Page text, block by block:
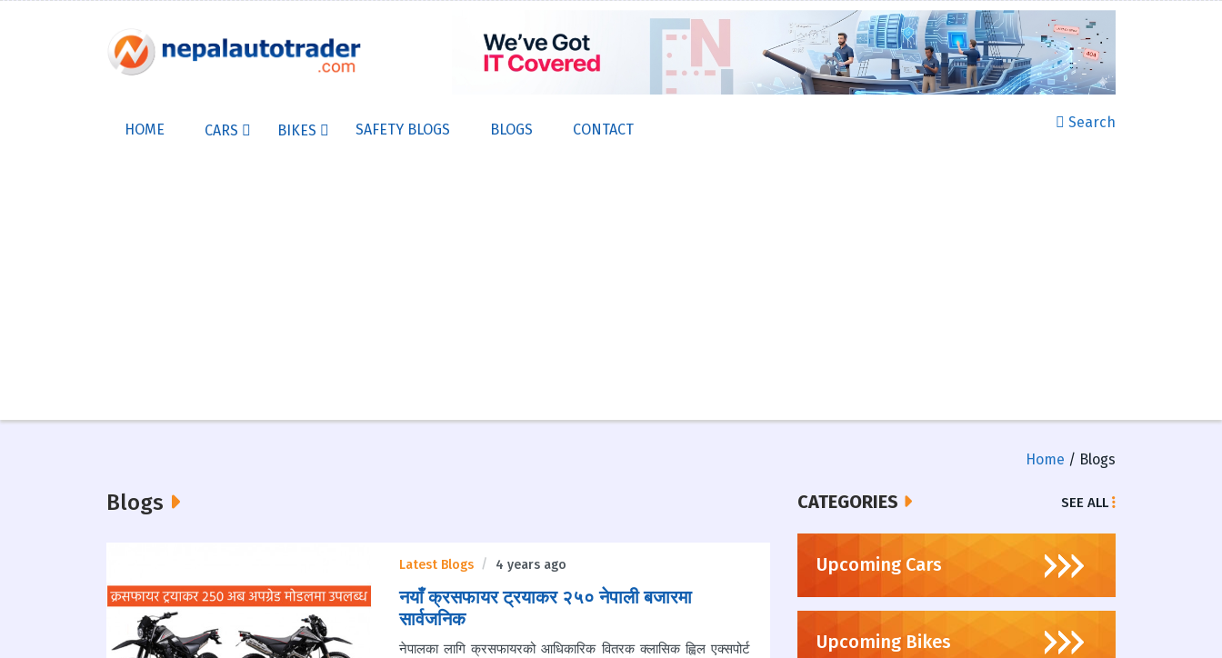
HOME CARS BIKES SAFETY BLOGS BLOGS CONTACT Search
Home / Blogs
Blogs
Latest Blogs 4 years ago
नयाँ क्रसफायर ट्रयाकर २५० नेपाली बजारमा
सार्वजनिक
नेपालका लागि क्रसफायरको आधिकारिक वितरक क्लासिक ह्विल एक्सपोर्ट
CATEGORIES SEE ALL
Upcoming Cars
Upcoming Bikes